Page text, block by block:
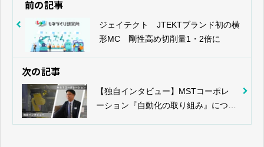
前の記事
ジェイテクト JTEKTブランド初の横
形MC 剛性高め切削量1・2倍に
次の記事
【独自インタビュー】MSTコーポレ
ーション『自動化の取り組み』につい